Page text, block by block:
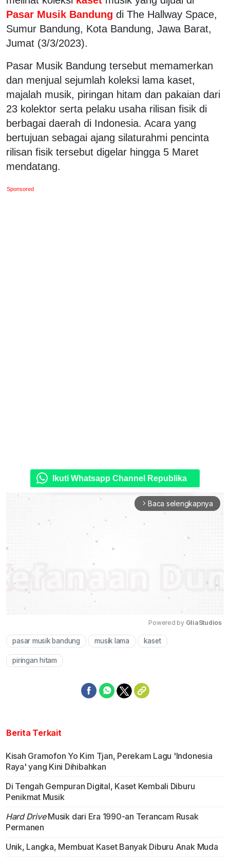
Pasar Musik Bandung di The Hallway Space,
Sumur Bandung, Kota Bandung, Jawa Barat,
Jumat (3/3/2023).
Pasar Musik Bandung tersebut memamerkan
dan menjual sejumlah koleksi lama kaset,
majalah musik, piringan hitam dan pakaian dari
23 kolektor serta pelaku usaha rilisan fisik di
berbagai daerah di Indonesia. Acara yang
bertujuan sebagai ajang silaturahmi pencinta
rilisan fisik tersebut digelar hingga 5 Maret
mendatang.
Sponsored
Ikuti Whatsapp Channel Republika
arrow_forward_ios Baca selengkapnya
Powered by GliaStudios
pasar musik bandung musik lama kaset
piringan hitam
Berita Terkait
Kisah Gramofon Yo Kim Tjan, Perekam Lagu 'Indonesia
Raya' yang Kini Dihibahkan
Di Tengah Gempuran Digital, Kaset Kembali Diburu
Penikmat Musik
Hard DriveMusik dari Era 1990-an Terancam Rusak
Permanen
Unik, Langka, Membuat Kaset Banyak Diburu Anak Muda